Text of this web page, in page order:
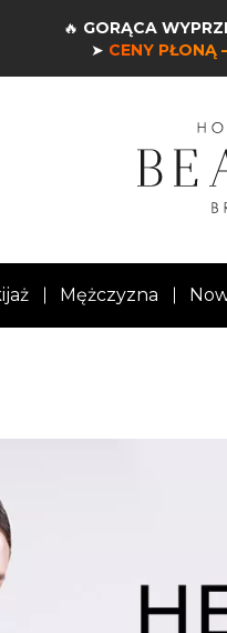
🔥 GORĄCA
➤ CENY PŁONĄ
Mężczyzna